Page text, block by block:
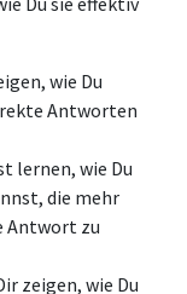
wie Du
Antworten
lernen, wie Du
die mehr
Antwort zu
zeigen, wie Du